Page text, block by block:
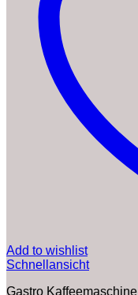
Add to wishlist
Schnellansicht
Gastro Kaffeemaschine